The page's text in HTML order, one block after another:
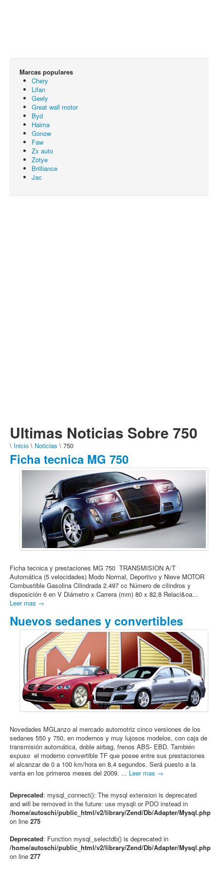
Marcas populares
Chery
Lifan
Geely
Great wall motor
Byd
Haima
Gonow
Faw
Zx auto
Zotye
Brilliance
Jac
Ultimas Noticias Sobre 750
\ Inicio \ Noticias \ 750
Ficha tecnica MG 750
Ficha tecnica y prestaciones MG 750 TRANSMISION A/T
Automática (5 velocidades) Modo Normal, Deportivo y Nieve MOTOR
Combustible Gasolina Cilindrada 2.497 cc Número de cilindros y
disposición 6 en V Diámetro x Carrera (mm) 80 x 82.8 Relaci&oa...
Leer mas →
Nuevos sedanes y convertibles
Novedades MGLanzo al mercado automotriz cinco versiones de los
sedanes 550 y 750, en modernos y muy lujosos modelos, con caja de
transmisión automática, doble airbag, frenos ABS- EBD. También
expuso el moderno convertible TF que posee entre sus prestaciones
el alcanzar de 0 a 100 km/hora en 8,4 segundos. Será puesto a la
venta en los primeros meses del 2009. ... Leer mas →
Deprecated: mysql_connect(): The mysql extension is deprecated
and will be removed in the future: use mysqli or PDO instead in
/home/autoschi/public_html/v2/library/Zend/Db/Adapter/Mysql.php
on line 275
Deprecated: Function mysql_selectdb() is deprecated in
/home/autoschi/public_html/v2/library/Zend/Db/Adapter/Mysql.php
on line 277